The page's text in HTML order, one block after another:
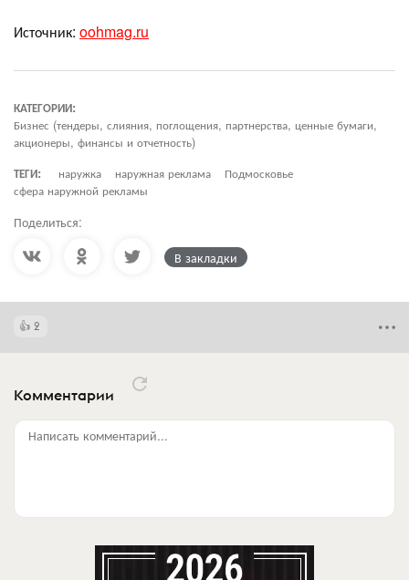
Источник: oohmag.ru
КАТЕГОРИИ:
Бизнес (тендеры, слияния, поглощения, партнерства, ценные бумаги,
акционеры, финансы и отчетность)
ТЕГИ:
наружка наружная реклама
Подмосковье
сфера наружной рекламы
Поделиться:
В закладки
2
Комментарии
Написать комментарий...